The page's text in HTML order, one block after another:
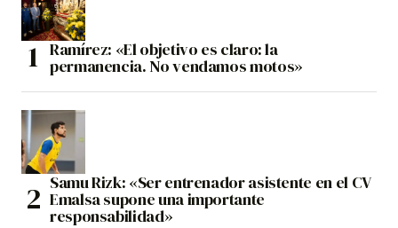
Ramírez: «El objetivo es claro: la
permanencia. No vendamos motos»
Samu Rizk: «Ser entrenador asistente en el CV
Emalsa supone una importante
responsabilidad»